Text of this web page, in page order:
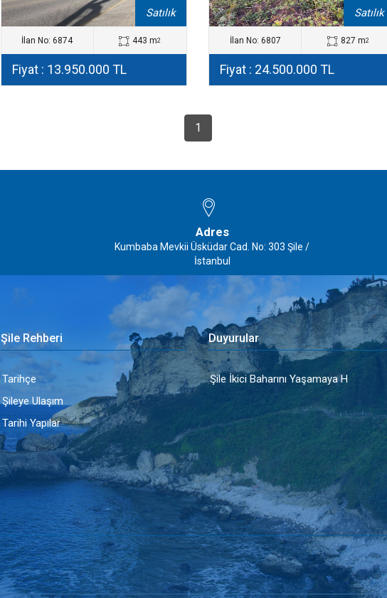
Satılık
İlan No: 6874 443 m2
Fiyat : 13.950.000 TL
Satılık
İlan No: 6807 827 m2
Fiyat : 24.500.000 TL
1
Adres
Kumbaba Mevkii Üsküdar Cad. No: 303 Şile /
İstanbul
Şile Rehberi
Tarihçe
Şileye Ulaşım
Tarihi Yapılar
Duyurular
Şile İkici Baharını Yaşamaya H